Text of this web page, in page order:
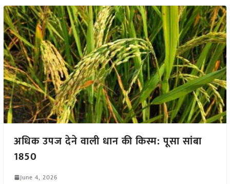
अधिक उपज देने वाली धान की किस्म: पूसा सांबा
1850
June 4, 2026